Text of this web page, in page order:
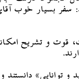
بسیار خوب
و تشریح
و توانایی»